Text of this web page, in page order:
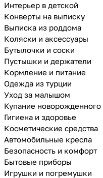
Интерьер в детской
Конверты на выписку
Выписка из роддома
Коляски и аксессуары
Бутылочки и соски
Пустышки и держатели
Кормление и питание
Одежда из турции
Уход за малышом
Купание новорожденного
Гигиена и здоровье
Косметические средства
Автомобильные кресла
Безопасность и комфорт
Бытовые приборы
Игрушки и погремушки